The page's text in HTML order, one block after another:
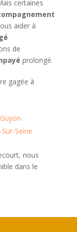
certaines
aider à
de
prolongé.
gagée à
Seine
nous
dans le